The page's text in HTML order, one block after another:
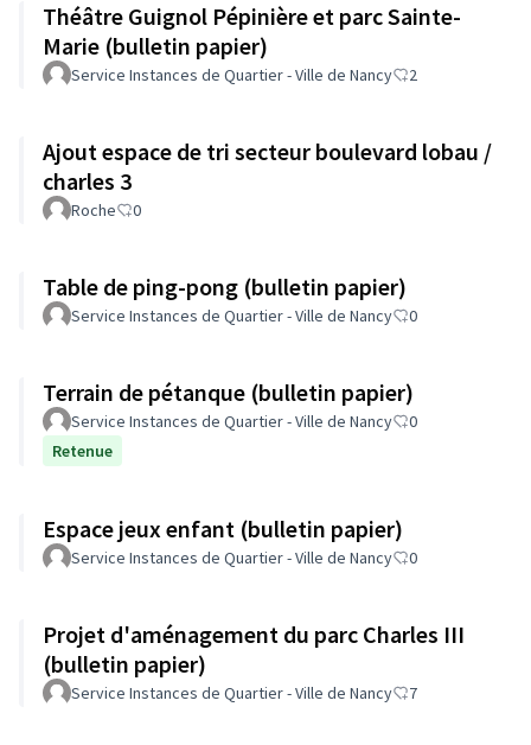
Théâtre Guignol Pépinière et parc Sainte-
Marie (bulletin papier)
Service Instances de Quartier - Ville de Nancy 2
Ajout espace de tri secteur boulevard lobau /
charles 3
Roche 0
Table de ping-pong (bulletin papier)
Service Instances de Quartier - Ville de Nancy 0
Terrain de pétanque (bulletin papier)
Service Instances de Quartier - Ville de Nancy
0
Retenue
Espace jeux enfant (bulletin papier)
Service Instances de Quartier - Ville de Nancy 0
Projet d'aménagement du parc Charles III
(bulletin papier)
Service Instances de Quartier - Ville de Nancy 7